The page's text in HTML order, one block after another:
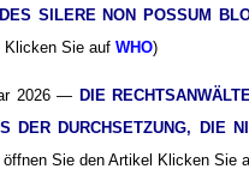
SILERE NON POSSUM
Klicken Sie auf WHO)
2026 — DIE
DER DURCHSETZUNG, DIE
öffnen Sie den Artikel Klicken Sie